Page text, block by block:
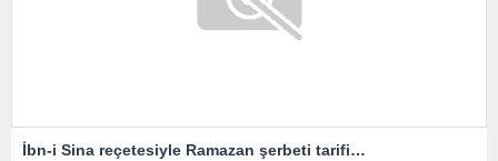
İbn-i Sina reçetesiyle Ramazan şerbeti tarifi…